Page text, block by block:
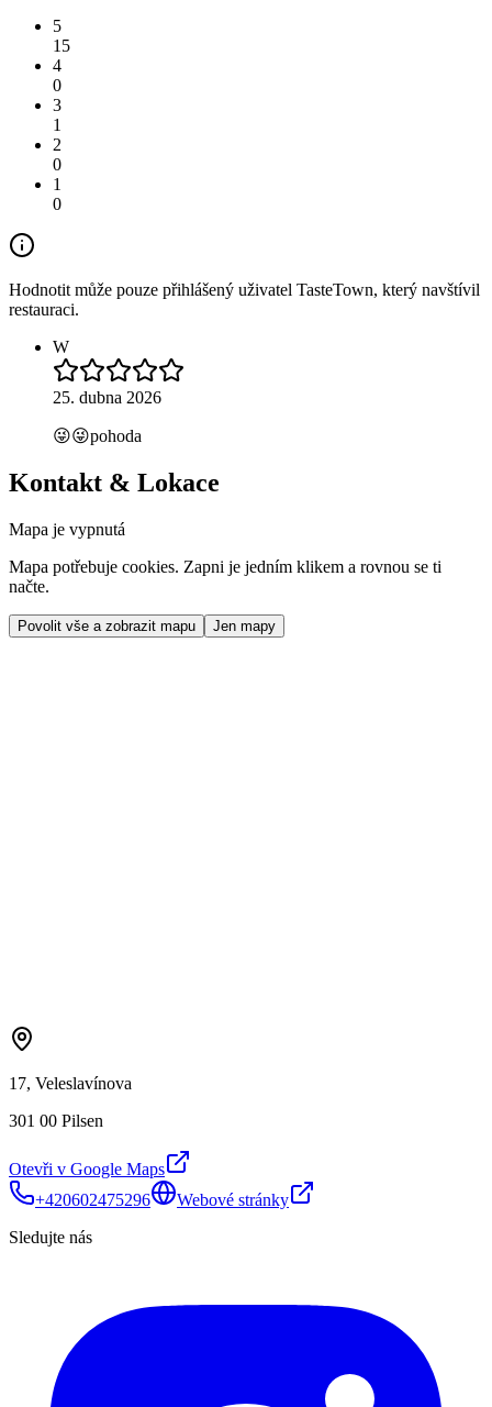
5
15
4
0
3
1
2
0
1
0
Hodnotit může pouze přihlášený uživatel TasteTown, který navštívil
restauraci.
W
25. dubna 2026
😜😜pohoda
Kontakt & Lokace
Mapa je vypnutá
Mapa potřebuje cookies. Zapni je jedním klikem a rovnou se ti
načte.
Povolit vše a zobrazit mapu Jen mapy
17, Veleslavínova
301 00 Pilsen
Otevři v Google Maps
+420602475296
Webové stránky
Sledujte nás